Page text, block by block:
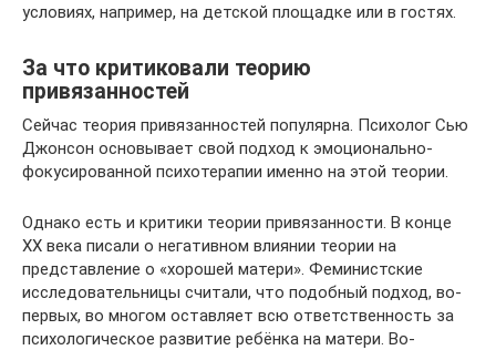
условиях, например, на детской площадке или в гостях.
За что критиковали теорию
привязанностей
Сейчас теория привязанностей популярна. Психолог Сью
Джонсон основывает свой подход к эмоционально-
фокусированной психотерапии именно на этой теории.
Однако есть и критики теории привязанности. В конце
ХХ века писали о негативном влиянии теории на
представление о «хорошей матери». Феминистские
исследовательницы считали, что подобный подход, во-
первых, во многом оставляет всю ответственность за
психологическое развитие ребёнка на матери. Во-